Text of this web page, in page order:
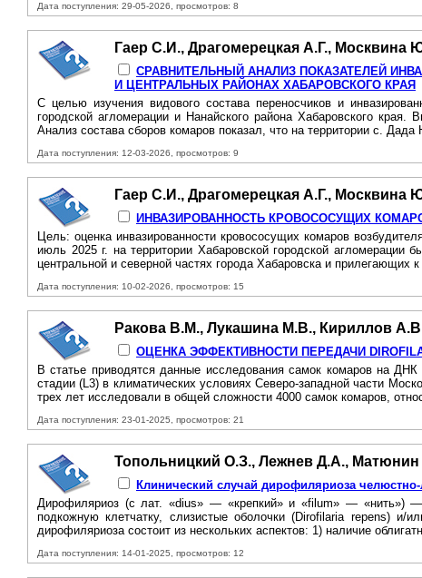
Дата поступления: 29-05-2026, просмотров: 8
Гаер С.И., Драгомерецкая А.Г., Москвина
СРАВНИТЕЛЬНЫЙ АНАЛИЗ ПОКАЗАТЕЛЕЙ
И ЦЕНТРАЛЬНЫХ РАЙОНАХ ХАБАРОВСКОГО КРАЯ
С целью изучения видового состава переносчиков и
городской агломерации и Нанайского района Хабаровского
Анализ состава сборов комаров показал, что на территории с. Дада
Дата поступления: 12-03-2026, просмотров: 9
Гаер С.И., Драгомерецкая А.Г., Москвина
ИНВАЗИРОВАННОСТЬ КРОВОСОСУЩИХ
Цель: оценка инвазированности кровососущих комаров
июль 2025 г. на территории Хабаровской городской
центральной и северной частях города Хабаровска и прилегающих
Дата поступления: 10-02-2026, просмотров: 15
Ракова В.М., Лукашина М.В., Кириллов
ОЦЕНКА ЭФФЕКТИВНОСТИ ПЕРЕДАЧИ
В статье приводятся данные исследования самок комаров на
стадии (L3) в климатических условиях Северо-западной части
трех лет исследовали в общей сложности 4000 самок комаров,
Дата поступления: 23-01-2025, просмотров: 21
Топольницкий О.З., Лежнев Д.А.,
Клинический случай дирофиляриоза
Дирофиляриоз (с лат. «dius» — «крепкий» и «filum» — «нить») —
подкожную клетчатку, слизистые оболочки (Dirofilaria repens) и/
дирофиляриоза состоит из нескольких аспектов: 1) наличие
Дата поступления: 14-01-2025, просмотров: 12